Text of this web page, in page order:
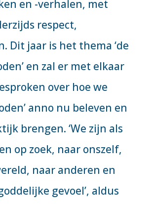
en -verhalen, met
respect,
Dit jaar is het thema ‘de
en zal er met elkaar
over hoe we
anno nu beleven en
brengen. ‘We zijn als
op zoek, naar onszelf,
naar anderen en
gevoel’, aldus